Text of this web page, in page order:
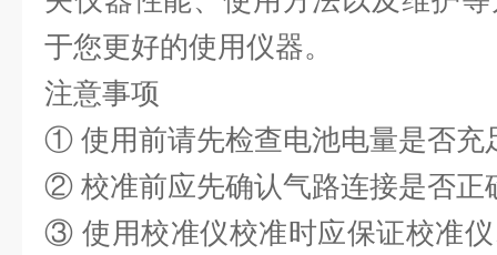
于您更好的使用仪器。
注意事项
① 使用前请先检查电池电量是否充
② 校准前应先确认气路连接是否正
③ 使用校准仪校准时应保证校准